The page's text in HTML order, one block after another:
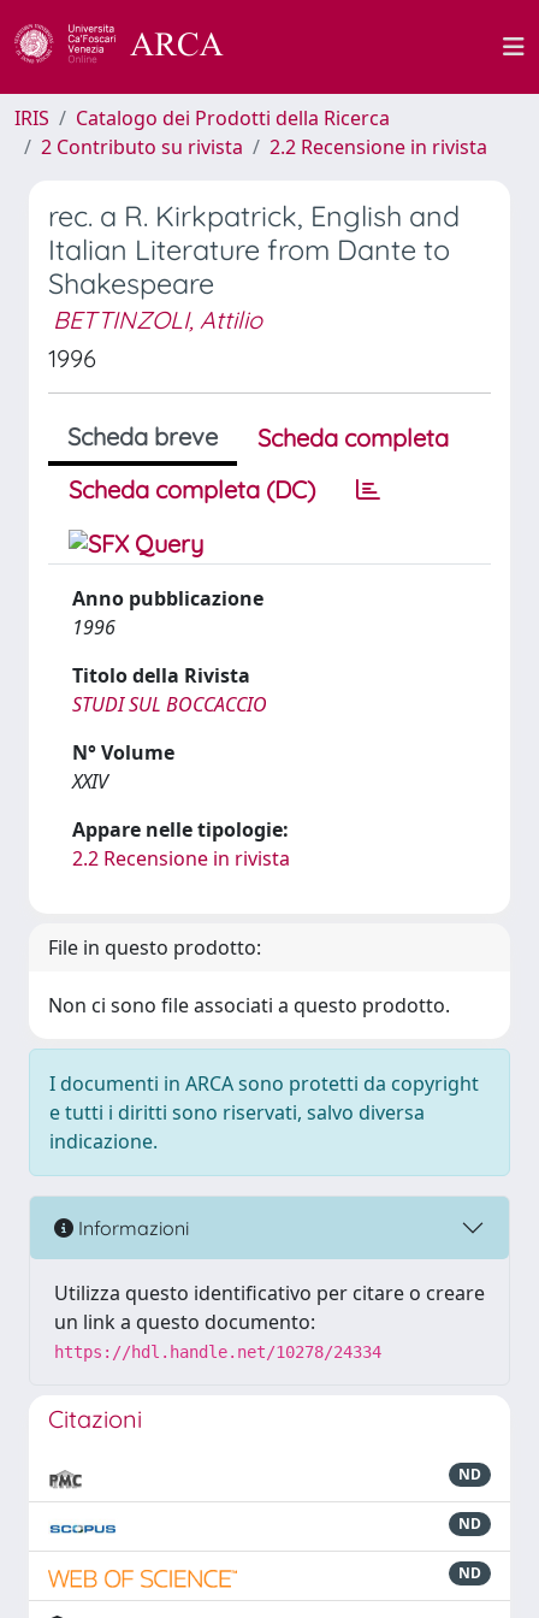
IRIS
Catalogo dei Prodotti della Ricerca
2 Contributo su rivista
2.2 Recensione in rivista
rec. a R. Kirkpatrick, English and
Italian Literature from Dante to
Shakespeare
BETTINZOLI, Attilio
1996
Scheda breve
Scheda completa
Scheda completa (DC)
Anno pubblicazione
1996
Titolo della Rivista
STUDI SUL BOCCACCIO
N° Volume
XXIV
Appare nelle tipologie:
2.2 Recensione in rivista
File in questo prodotto:
Non ci sono file associati a questo prodotto.
I documenti in ARCA sono protetti da copyright
e tutti i diritti sono riservati, salvo diversa
indicazione.
Informazioni
Utilizza questo identificativo per citare o creare
un link a questo documento:
https://hdl.handle.net/10278/24334
Citazioni
ND
ND
ND